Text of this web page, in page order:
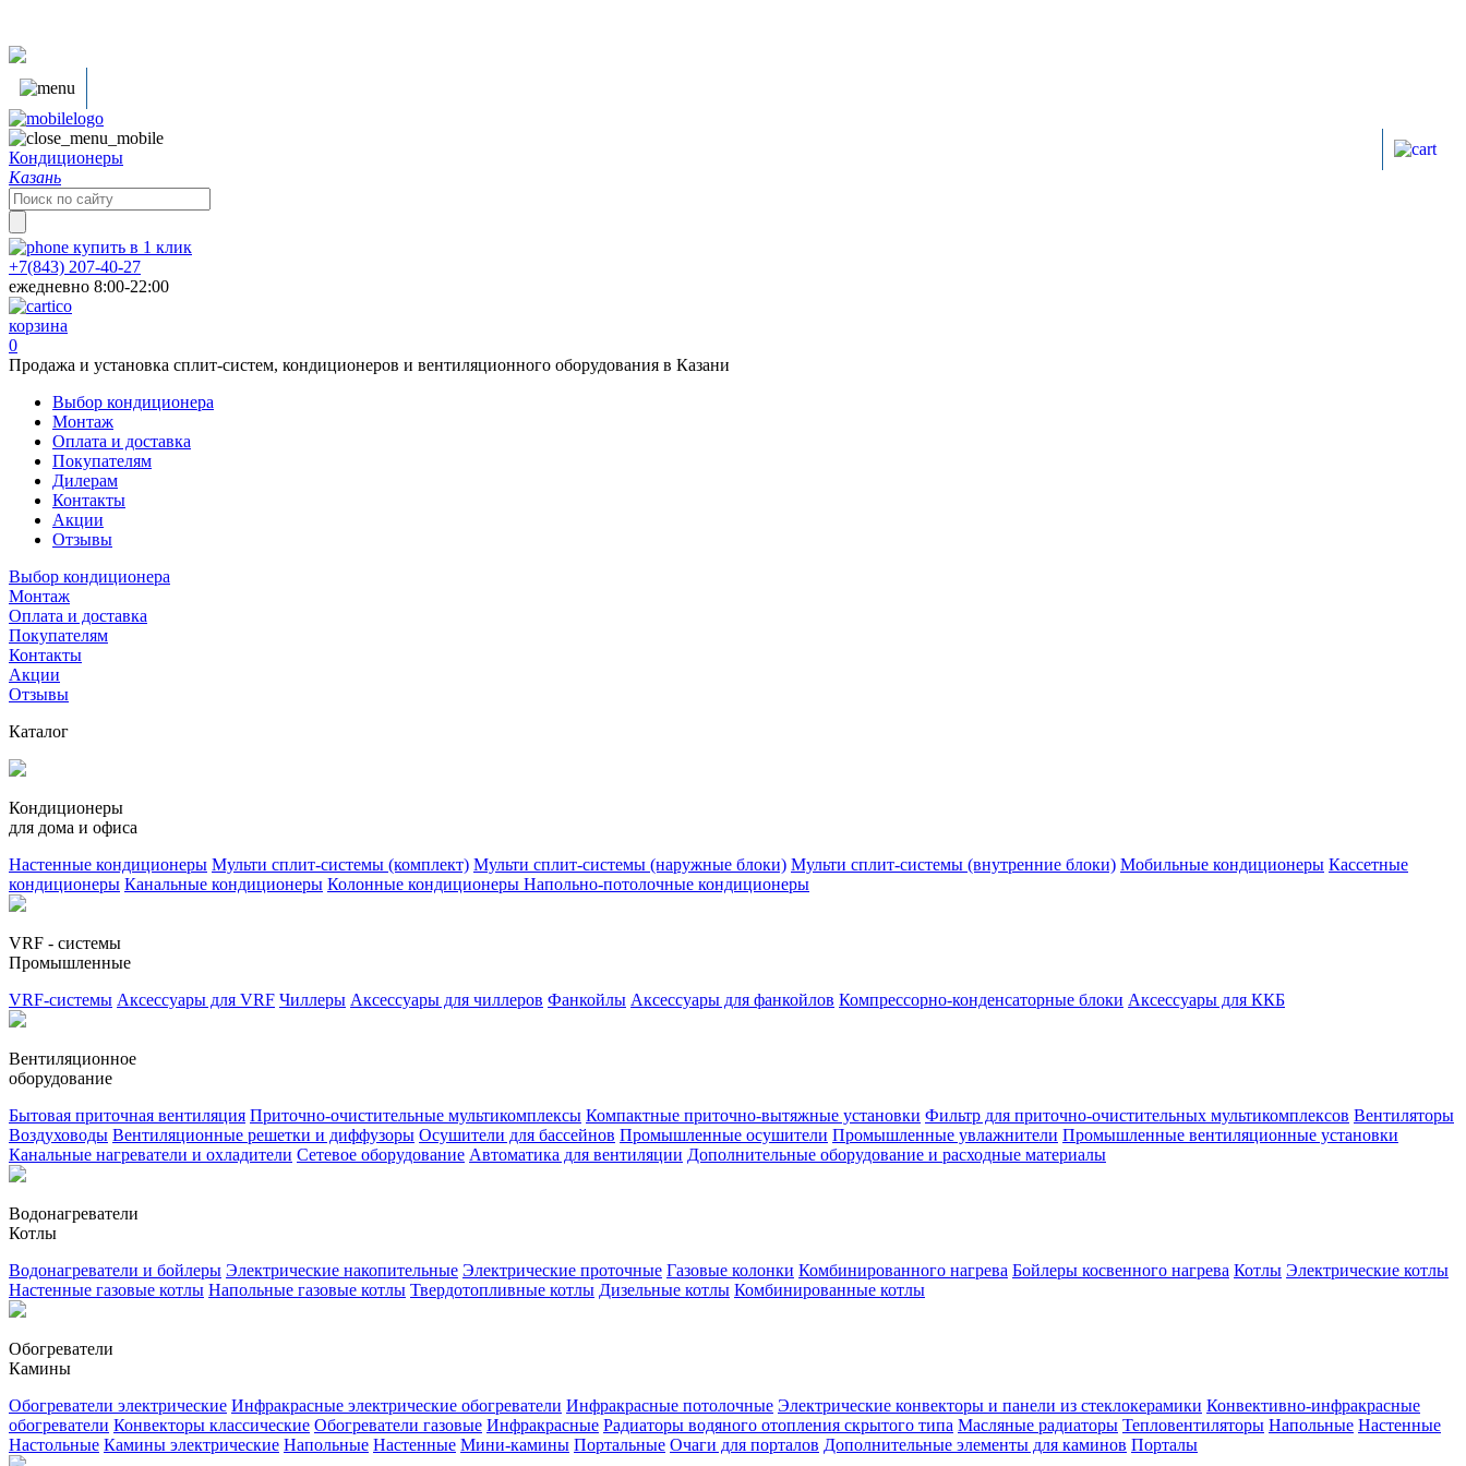
Кондиционеры
Казань
Search
for:
купить в 1 клик
+7(843) 207-40-27
ежедневно 8:00-22:00
корзина
0
Продажа и установка сплит-систем, кондиционеров и вентиляционного оборудования в Казани
Выбор кондиционера
Монтаж
Оплата и доставка
Покупателям
Дилерам
Контакты
Акции
Отзывы
Выбор кондиционера
Монтаж
Оплата и доставка
Покупателям
Контакты
Акции
Отзывы
Каталог
Кондиционеры
для дома и офиса
Настенные кондиционеры Мульти сплит-системы (комплект) Мульти сплит-системы (наружные блоки) Мульти сплит-системы (внутренние блоки) Мобильные кондиционеры Кассетные
кондиционеры Канальные кондиционеры Колонные кондиционеры Напольно-потолочные кондиционеры
VRF - системы
Промышленные
VRF-системы Аксессуары для VRF Чиллеры Аксессуары для чиллеров Фанкойлы Аксессуары для фанкойлов Компрессорно-конденсаторные блоки Аксессуары для ККБ
Вентиляционное
оборудование
Бытовая приточная вентиляция Приточно-очистительные мультикомплексы Компактные приточно-вытяжные установки Фильтр для приточно-очистительных мультикомплексов Вентиляторы
Воздуховоды Вентиляционные решетки и диффузоры Осушители для бассейнов Промышленные осушители Промышленные увлажнители Промышленные вентиляционные установки
Канальные нагреватели и охладители Сетевое оборудование Автоматика для вентиляции Дополнительные оборудование и расходные материалы
Водонагреватели
Котлы
Водонагреватели и бойлеры Электрические накопительные Электрические проточные Газовые колонки Комбинированного нагрева Бойлеры косвенного нагрева Котлы Электрические котлы
Настенные газовые котлы Напольные газовые котлы Твердотопливные котлы Дизельные котлы Комбинированные котлы
Обогреватели
Камины
Обогреватели электрические Инфракрасные электрические обогреватели Инфракрасные потолочные Электрические конвекторы и панели из стеклокерамики Конвективно-инфракрасные
обогреватели Конвекторы классические Обогреватели газовые Инфракрасные Радиаторы водяного отопления скрытого типа Масляные радиаторы Тепловентиляторы Напольные Настенные
Настольные Камины электрические Напольные Настенные Мини-камины Портальные Очаги для порталов Дополнительные элементы для каминов Порталы